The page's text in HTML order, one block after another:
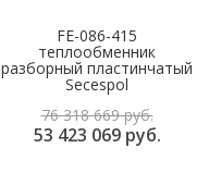
FE-086-415
теплообменник
разборный пластинчатый
Secespol
76 318 669 руб.
53 423 069 руб.